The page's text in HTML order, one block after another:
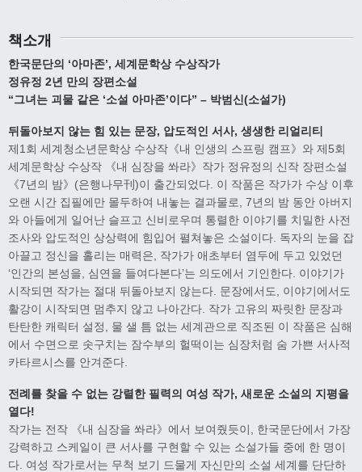
책소개
한국문단의 ‘아마존’, 세계문학상 수상작가
정유정 2년 만의 장편소설
“그녀는 괴물 같은 ‘소설 아마존’이다” – 박범신(소설가)
뒤돌아보지 않는 힘 있는 문장, 압도적인 서사, 생생한 리얼리티
제1회 세계청소년문학상 수상작《내 인생의 스프링 캠프》와 제5회
세계문학상 수상작 《내 심장을 쏴라》작가 정유정의 신작 장편소설
《7년의 밤》(은행나무刊)이 출간되었다. 이 작품은 작가가 수상 이후
오랜 시간 집필에만 몰두하여 내놓는 결과물로, 7년의 밤 동안 아버지
와 아들에게 일어난 슬프고 신비로우며 통렬한 이야기를 치밀한 사전
조사와 압도적인 상상력에 힘입어 펼쳐놓은 소설이다. 독자의 눈을 잡
아끌고 정신을 홀리는 매력은, 작가가 애초부터 염두에 두고 있었던
‘인간의 본성을, 심연을 들여다본다’는 의도에서 기인한다. 이야기가
시작되면 작가는 절대 뒤돌아보지 않는다. 문장에서도, 이야기에서도
활강이 시작되면 멈추지 않고 나아간다. 작가 고유의 짜릿한 문장과
탄탄한 캐릭터 설정, 물 샐 틈 없는 세계관으로 직조된 이 작품은 심해
에서 수면으로 솟구치는 잠수부의 헐떡이는 심장처럼 숨 가쁜 서사적
카타르시스를 안겨준다.
전례를 찾을 수 없는 강렬한 필력의 여성 작가, 새로운 소설의 지평을
열다!
작가는 전작 《내 심장을 쏴라》에서 보여줬듯이, 한국문단에서 가장
강력하고 스케일이 큰 서사를 구현할 수 있는 소설가들 중에 한 명이
다. 여성 작가로서는 무척 보기 드물게 자신만의 소설 세계를 단단하